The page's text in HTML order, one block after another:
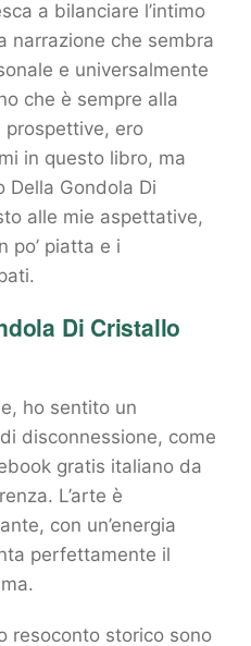
a bilanciare l’intimo
narrazione che sembra
e universalmente
che è sempre alla
prospettive, ero
in questo libro, ma
Della Gondola Di
alle mie aspettative,
po’ piatta e i
Di Cristallo
ho sentito un
disconnessione, come
gratis italiano da
L’arte è
con un’energia
perfettamente il
resoconto storico sono